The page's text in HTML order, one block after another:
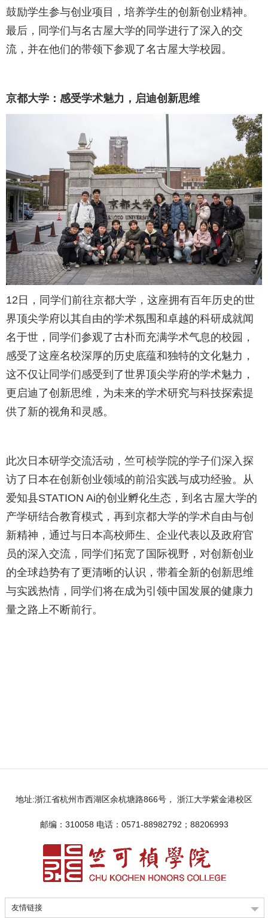
鼓励学生参与创业项目，培养学生的创新创业精神。
最后，同学们与名古屋大学的同学进行了深入的交
流，并在他们的带领下参观了名古屋大学校园。
京都大学：感受学术魅力，启迪创新思维
12日，同学们前往京都大学，这座拥有百年历史的世
界顶尖学府以其自由的学术氛围和卓越的科研成就闻
名于世，同学们参观了古朴而充满学术气息的校园，
感受了这座名校深厚的历史底蕴和独特的文化魅力，
这不仅让同学们感受到了世界顶尖学府的学术魅力，
更启迪了创新思维，为未来的学术研究与科技探索提
供了新的视角和灵感。
此次日本研学交流活动，竺可桢学院的学子们深入探
访了日本在创新创业领域的前沿实践与成功经验。从
爱知县STATION Ai的创业孵化生态，到名古屋大学的
产学研结合教育模式，再到京都大学的学术自由与创
新精神，通过与日本高校师生、企业代表以及政府官
员的深入交流，同学们拓宽了国际视野，对创新创业
的全球趋势有了更清晰的认识，带着全新的创新思维
与实践热情，同学们将在成为引领中国发展的健康力
量之路上不断前行。
地址:浙江省杭州市西湖区余杭塘路866号， 浙江大学紫金港校区
邮编：310058 电话：0571-88982792；88206993
友情链接